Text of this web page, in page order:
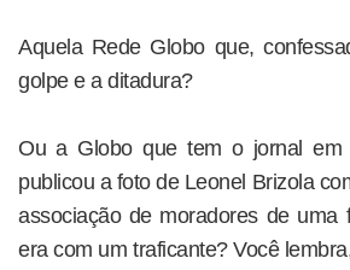
Aquela Rede Globo que,
golpe e a ditadura?
Ou a Globo que tem o jornal em
publicou a foto de Leonel Brizola
associação de moradores de uma
era com um traficante? Você